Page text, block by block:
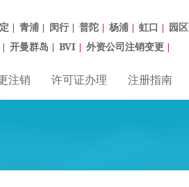
| 青浦 | 闵行 | 普陀 | 杨浦 | 虹口 | 园区
| 开曼群岛 | BVI | 外资公司注销变更 |
注销 许可证办理 注册指南